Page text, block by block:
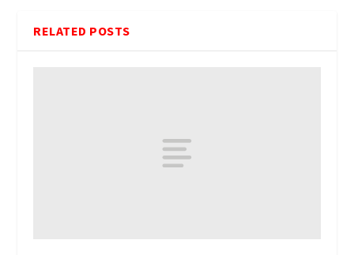
RELATED POSTS